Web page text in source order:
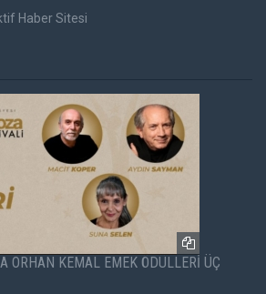
Haber Sitesi
ORHAN KEMAL EMEK ÖDÜLLERİ ÜÇ